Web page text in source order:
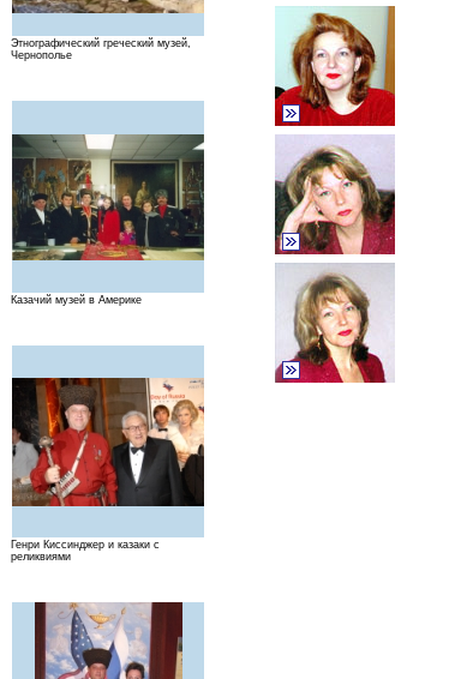
Этнографический греческий музей,
Чернополье
Казачий музей в Америке
Генри Киссинджер и казаки с
реликвиями